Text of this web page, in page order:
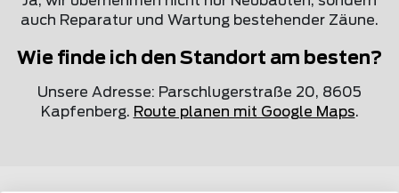
auch Reparatur und Wartung bestehender Zäune.
Wie finde ich den Standort am besten?
Unsere Adresse: Parschlugerstraße 20, 8605
Kapfenberg. Route planen mit Google Maps.